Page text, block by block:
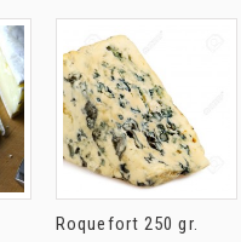
Roquefort 250 gr.